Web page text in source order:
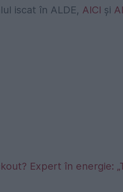
iscat în ALDE, AICI şi
Expert în energie: